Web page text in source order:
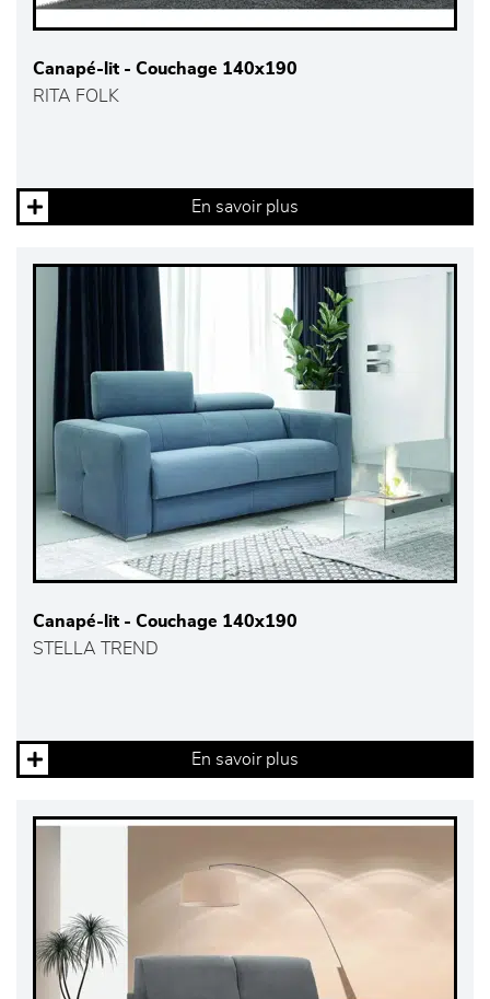
Canapé-lit - Couchage 140x190
RITA FOLK
En savoir plus
Canapé-lit - Couchage 140x190
STELLA TREND
En savoir plus